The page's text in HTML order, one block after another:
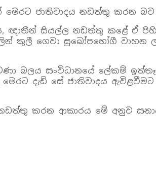
ජාතිවාදය නඩත්තු කරන
ඥාතීන් සියල්ල නඩත්තු කළේ ඒ
කුලී ගෙවා සුඛෝපභෝගී වාහන
බලය සංවිධානයේ ලේකම්
දැඩි සේ ජාතිවාදය
කරන ආකාරය මේ අනුව